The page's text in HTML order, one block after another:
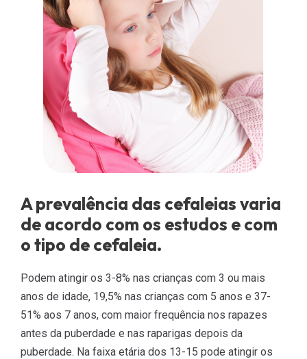
A prevalência das cefaleias varia
de acordo com os estudos e com
o tipo de cefaleia.
Podem atingir os 3-8% nas crianças com 3 ou mais
anos de idade, 19,5% nas crianças com 5 anos e 37-
51% aos 7 anos, com maior frequência nos rapazes
antes da puberdade e nas raparigas depois da
puberdade. Na faixa etária dos 13-15 pode atingir os